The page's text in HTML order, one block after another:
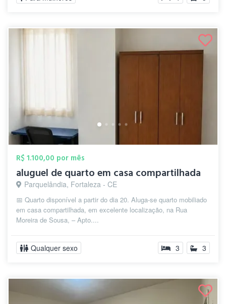
R$ 1.100,00 por mês
aluguel de quarto em casa compartilhada
Parquelândia, Fortaleza - CE
📅 Quarto disponível a partir do dia 20. Aluga-se quarto mobiliado
em casa compartilhada, em excelente localização, na Rua
Moreira de Sousa, – Apto....
Qualquer sexo 3 3